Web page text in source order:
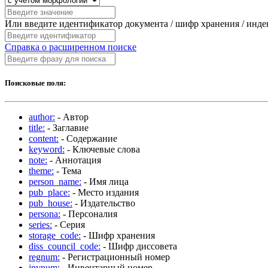
Или введите идентификатор документа / шифр хранения /
Справка о расширенном поиске
Поисковые поля:
author: - Автор
title: - Заглавие
content: - Содержание
keyword: - Ключевые слова
note: - Аннотация
theme: - Тема
person_name: - Имя лица
pub_place: - Место издания
pub_house: - Издательство
persona: - Персоналия
series: - Серия
storage_code: - Шифр хранения
diss_council_code: - Шифр диссовета
regnum: - Регистрационный номер